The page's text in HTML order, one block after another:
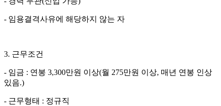
- 임용결격사유에 해당하지 않는 자
3. 근무조건
- 임금 : 연봉 3,300만원 이상(월 275만원 이상, 매년 연봉 인상
있음.)
- 근무형태 : 정규직